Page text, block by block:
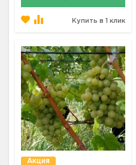
Купить в 1 клик
Акция